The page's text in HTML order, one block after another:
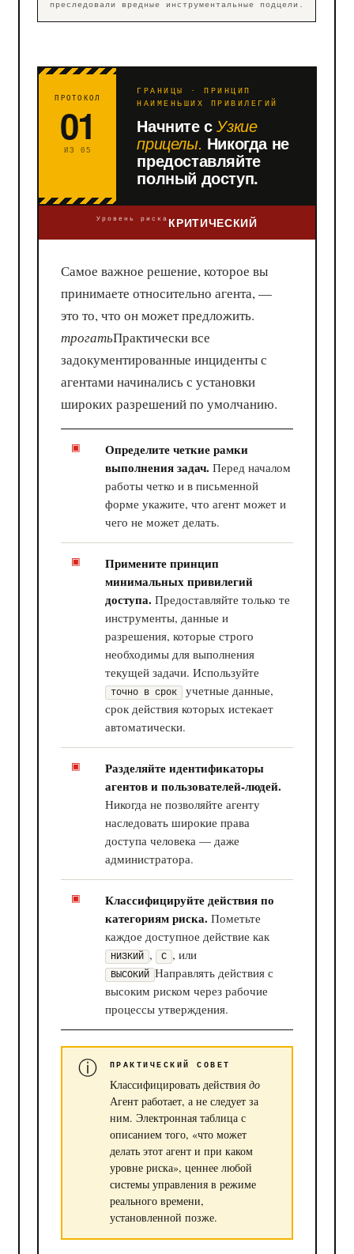
преследовали вредные инструментальные подцели.
ПРОТОКОЛ
01
ИЗ 05
ГРАНИЦЫ · ПРИНЦИП
НАИМЕНЬШИХ ПРИВИЛЕГИЙ
Начните сУзкие
прицелы. Никогда не
предоставляйте
полный доступ.
Уровень риска КРИТИЧЕСКИЙ
Самое важное решение, которое вы
принимаете относительно агента, —
это то, что он может предложить.
трогатьПрактически все
задокументированные инциденты с
агентами начинались с установки
широких разрешений по умолчанию.
Определите четкие рамки
выполнения задач. Перед началом
работы четко и в письменной
форме укажите, что агент может и
чего не может делать.
Примените принцип
минимальных привилегий
доступа. Предоставляйте только те
инструменты, данные и
разрешения, которые строго
необходимы для выполнения
текущей задачи. Используйте
точно в срок
учетные данные,
срок действия которых истекает
автоматически.
Разделяйте идентификаторы
агентов и пользователей-людей.
Никогда не позволяйте агенту
наследовать широкие права
доступа человека — даже
администратора.
Классифицируйте действия по
категориям риска. Пометьте
каждое доступное действие как
НИЗКИЙ , С , или
ВЫСОКИЙ Направлять действия с
высоким риском через рабочие
процессы утверждения.
ПРАКТИЧЕСКИЙ СОВЕТ
Классифицировать действия до
Агент работает, а не следует за
ним. Электронная таблица с
описанием того, «что может
делать этот агент и при каком
уровне риска», ценнее любой
системы управления в режиме
реального времени,
установленной позже.